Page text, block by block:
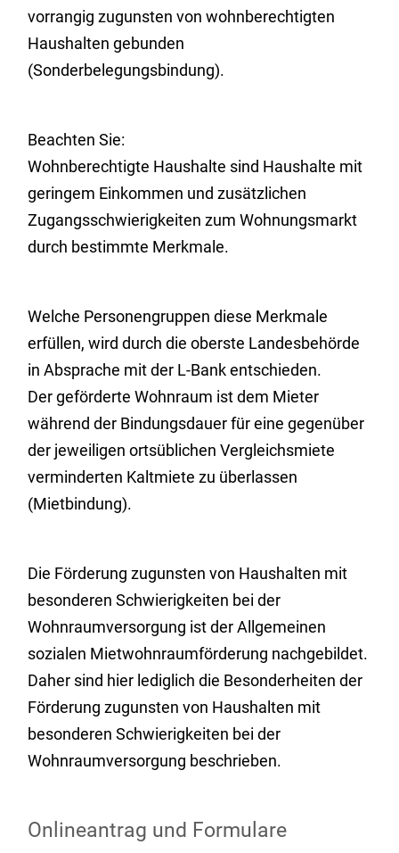
vorrangig zugunsten von wohnberechtigten
Haushalten gebunden
(Sonderbelegungsbindung).
Beachten Sie:
Wohnberechtigte Haushalte sind Haushalte mit
geringem Einkommen und zusätzlichen
Zugangsschwierigkeiten zum Wohnungsmarkt
durch bestimmte Merkmale.
Welche Personengruppen diese Merkmale
erfüllen, wird durch die oberste Landesbehörde
in Absprache mit der L-Bank entschieden.
Der geförderte Wohnraum ist dem Mieter
während der Bindungsdauer für eine gegenüber
der jeweiligen ortsüblichen Vergleichsmiete
verminderten Kaltmiete zu überlassen
(Mietbindung).
Die Förderung zugunsten von Haushalten mit
besonderen Schwierigkeiten bei der
Wohnraumversorgung ist der Allgemeinen
sozialen Mietwohnraumförderung nachgebildet.
Daher sind hier lediglich die Besonderheiten der
Förderung zugunsten von Haushalten mit
besonderen Schwierigkeiten bei der
Wohnraumversorgung beschrieben.
Onlineantrag und Formulare